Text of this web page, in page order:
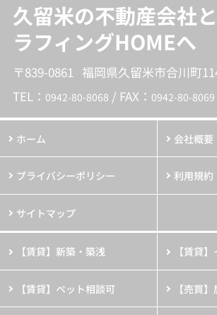
久留米の不動産会社
ラフィングHOMEへ
〒839-0861 福岡県久留米市合川町
TEL： 0942-80-8068 / FAX： 0942-80-8069
ホーム 会社概要
プライバシーポリシー 利用規約
サイトマップ
【賃貸】新築・築浅 【賃貸
【賃貸】ペット相談可 【売買